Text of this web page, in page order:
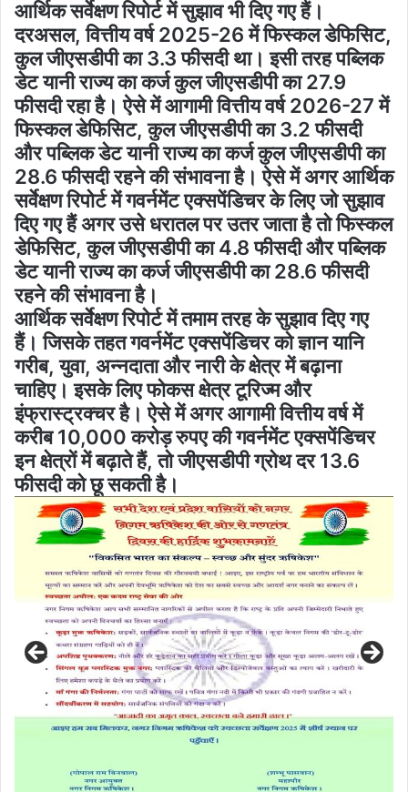
आर्थिक सर्वेक्षण रिपोर्ट में सुझाव भी दिए गए हैं।
दरअसल, वित्तीय वर्ष 2025-26 में फिस्कल डेफिसिट,
कुल जीएसडीपी का 3.3 फीसदी था। इसी तरह पब्लिक
डेट यानी राज्य का कर्ज कुल जीएसडीपी का 27.9
फीसदी रहा है। ऐसे में आगामी वित्तीय वर्ष 2026-27 में
फिस्कल डेफिसिट, कुल जीएसडीपी का 3.2 फीसदी
और पब्लिक डेट यानी राज्य का कर्ज कुल जीएसडीपी का
28.6 फीसदी रहने की संभावना है। ऐसे में अगर आर्थिक
सर्वेक्षण रिपोर्ट में गवर्नमेंट एक्सपेंडिचर के लिए जो सुझाव
दिए गए हैं अगर उसे धरातल पर उतर जाता है तो फिस्कल
डेफिसिट, कुल जीएसडीपी का 4.8 फीसदी और पब्लिक
डेट यानी राज्य का कर्ज जीएसडीपी का 28.6 फीसदी
रहने की संभावना है।
आर्थिक सर्वेक्षण रिपोर्ट में तमाम तरह के सुझाव दिए गए
हैं। जिसके तहत गवर्नमेंट एक्सपेंडिचर को ज्ञान यानि
गरीब, युवा, अन्नदाता और नारी के क्षेत्र में बढ़ाना
चाहिए। इसके लिए फोकस क्षेत्र टूरिज्म और
इंफ्रास्ट्रक्चर है। ऐसे में अगर आगामी वित्तीय वर्ष में
करीब 10,000 करोड़ रुपए की गवर्नमेंट एक्सपेंडिचर
इन क्षेत्रों में बढ़ाते हैं, तो जीएसडीपी ग्रोथ दर 13.6
फीसदी को छू सकती है।